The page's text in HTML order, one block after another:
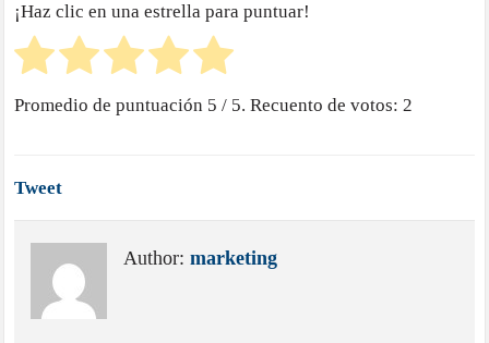
¡Haz clic en una estrella para puntuar!
Promedio de puntuación 5 / 5. Recuento de votos:2
Tweet
Author:marketing